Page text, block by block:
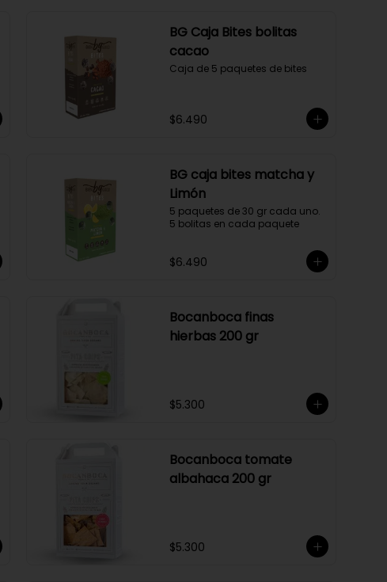
BG Caja Bites bolitas
cacao
Caja de 5 paquetes de bites
$6.490
BG caja bites matcha y
Limón
5 paquetes de 30 gr cada uno.
5 bolitas en cada paquete
$6.490
Bocanboca finas
hierbas 200 gr
$5.300
Bocanboca tomate
albahaca 200 gr
$5.300